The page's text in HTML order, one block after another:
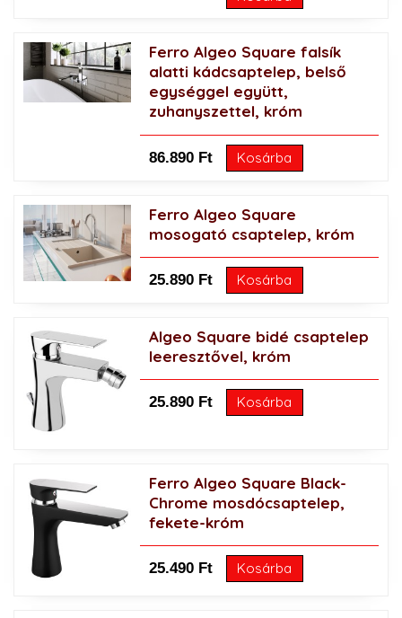
Ferro Algeo Square falsík
alatti kádcsaptelep, belső
egységgel együtt,
zuhanyszettel, króm
86.890 Ft Kosárba
Ferro Algeo Square
mosogató csaptelep, króm
25.890 Ft Kosárba
Algeo Square bidé csaptelep
leeresztővel, króm
25.890 Ft Kosárba
Ferro Algeo Square Black-
Chrome mosdócsaptelep,
fekete-króm
25.490 Ft Kosárba